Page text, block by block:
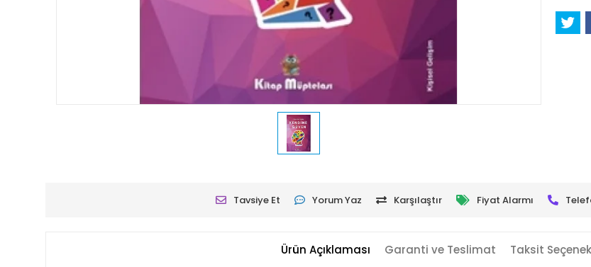
Tavsiye Et Yorum Yaz Karşılaştır Fiyat Alarmı
Ürün Açıklaması Garanti ve Teslimat Taksit